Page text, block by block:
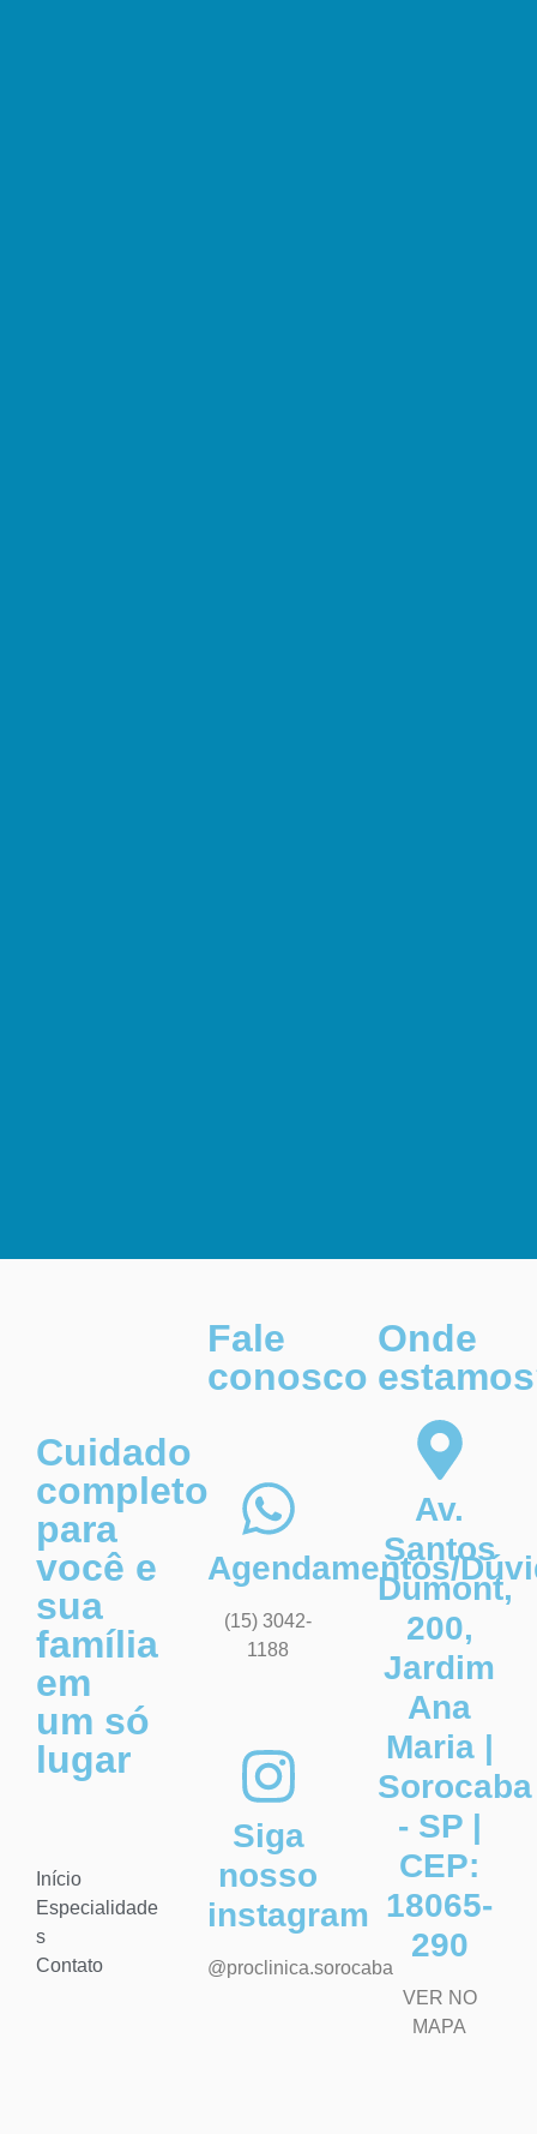
Cuidado
completo
para
você e
sua
família
em
um só
lugar
Início
Especialidade
s
Contato
Fale
conosco
Agendamentos/
(15) 3042-
1188
Siga
nosso
instagram
@proclinica.sorocaba
Onde
Av.
Santos
Dumont,
200,
Jardim
Ana
Maria |
Sorocaba
- SP |
CEP:
18065-
290
VER NO
MAPA